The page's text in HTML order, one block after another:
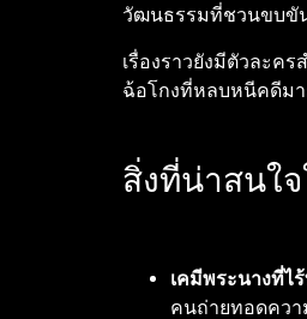
วัฒนธรรมที่ชวนขบขัน
เรื่องราวยังมีตัวละค
ฉ้อโกงที่หลบหนีคดีมา
สิ่งที่น่าสนใจ
เคมีพระนางที่ไ
คนถ่ายทอดควา